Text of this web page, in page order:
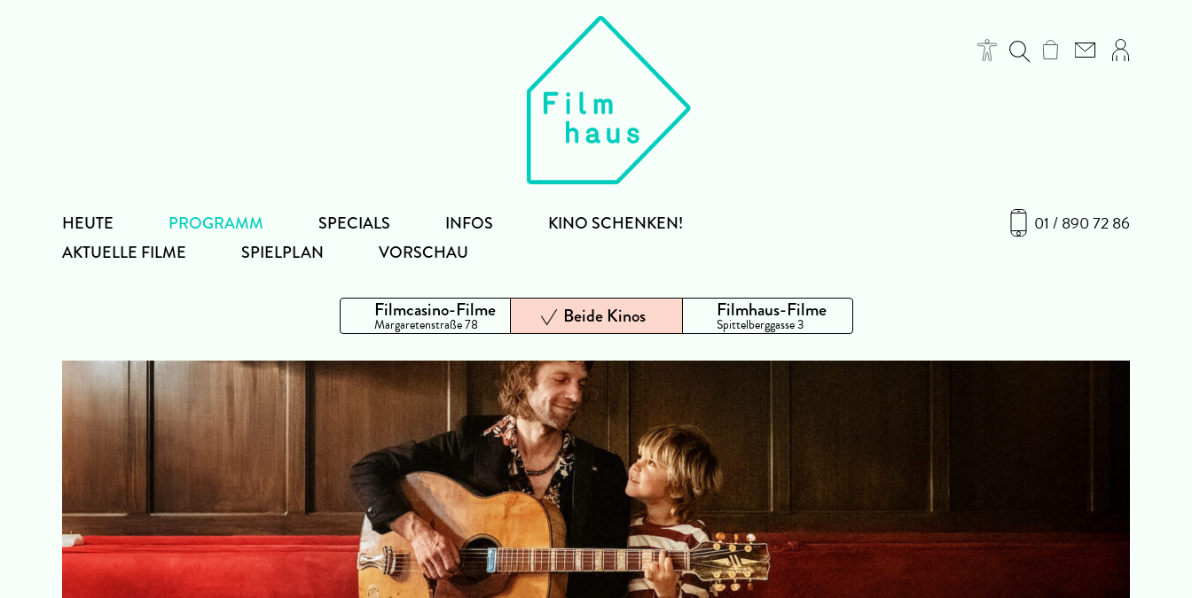
01 / 890 72 86
HEUTE
PROGRAMM
AKTUELLE FILME
SPIELPLAN VORSCHAU
SPECIALS INFOS KINO SCHENKEN!
Filmcasino-Filme
Margaretenstraße 78 Beide Kinos Filmhaus-Filme
Spittelberggasse 3